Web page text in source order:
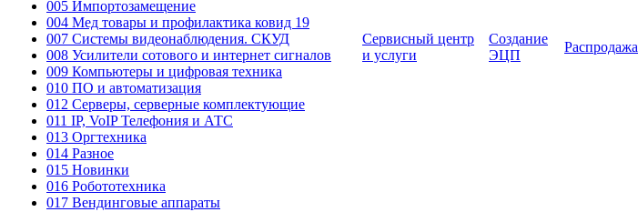
005 Импортозамещение
004 Мед товары и профилактика ковид 19
007 Системы видеонаблюдения. СКУД
008 Усилители сотового и интернет сигналов
009 Компьютеры и цифровая техника
010 ПО и автоматизация
012 Серверы, серверные комплектующие
011 IP, VoIP Телефония и АТС
013 Оргтехника
014 Разное
015 Новинки
016 Робототехника
017 Вендинговые аппараты
Сервисный центр
и услуги
Создание
ЭЦП
Распродажа